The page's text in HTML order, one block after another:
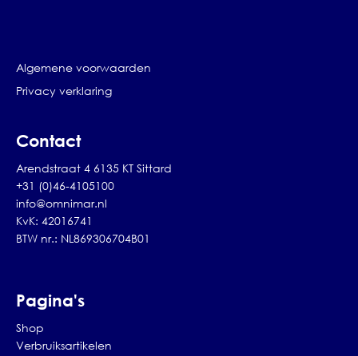
Algemene voorwaarden
Privacy verklaring
Contact
Arendstraat 4 6135 KT Sittard
+31 (0)46-4105100
info@omnimar.nl
KvK: 42016741
BTW nr.: NL869306704B01
Pagina's
Shop
Verbruiksartikelen